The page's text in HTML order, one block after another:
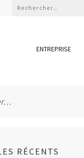
Rechercher :
ENTREPRISE
RÉCENTS